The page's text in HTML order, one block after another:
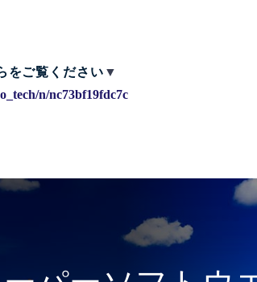
をご覧ください ▼
n/nc73bf19fdc7c